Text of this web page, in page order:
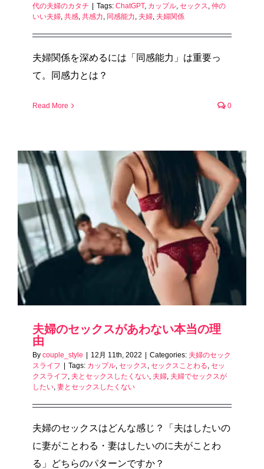
代の夫婦のカタチ | Tags: ChatGPT, カップル セックス 仲の
いい夫婦 共感 共感力 同感能力 夫婦 夫婦関係
夫婦関係を深めるには「同感能力」は重要っ
て。同感力とは？
Read More 0
夫婦のセックスがあわない本当の理
由
By couple_style | 12月 11th, 2022 | Categories: 夫婦のセック
スライフ | Tags: カップル セックス セックスことわる セッ
クスライフ 夫とセックスしたくない 夫婦 夫婦でセックスが
したい 妻とセックスしたくない
夫婦のセックスはどんな感じ？「夫はしたいの
に妻がことわる・妻はしたいのに夫がことわ
る」どちらのパターンですか？